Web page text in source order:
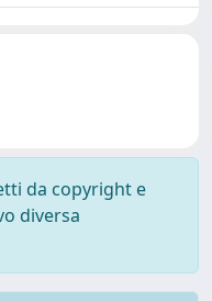
da copyright e
diversa